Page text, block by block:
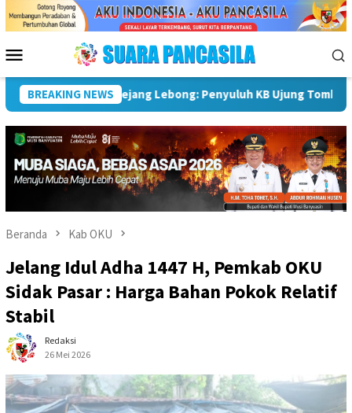
Menu
Mobile
BREAKING NEWS
Keluarga Sekda Pimpin Rapat, Pemkab Rejang
Beranda Kab OKU
Jelang Idul Adha 1447 H, Pemkab OKU
Sidak Pasar : Harga Bahan Pokok Relatif
Stabil
Redaksi
26 Mei 2026